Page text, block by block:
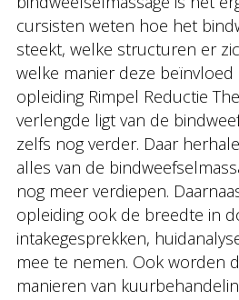
cursisten weten hoe het
steekt, welke structuren er
welke manier deze beïnvloed
opleiding Rimpel Reductie
verlengde ligt van de
zelfs nog verder. Daar
alles van de
nog meer verdiepen.
opleiding ook de breedte in
intakegesprekken,
mee te nemen. Ook worden
manieren van